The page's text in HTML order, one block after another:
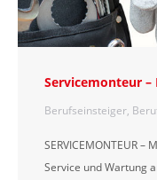
Servicemonteur
Berufseinsteiger,
SERVICEMONTEUR
Service und Wartung